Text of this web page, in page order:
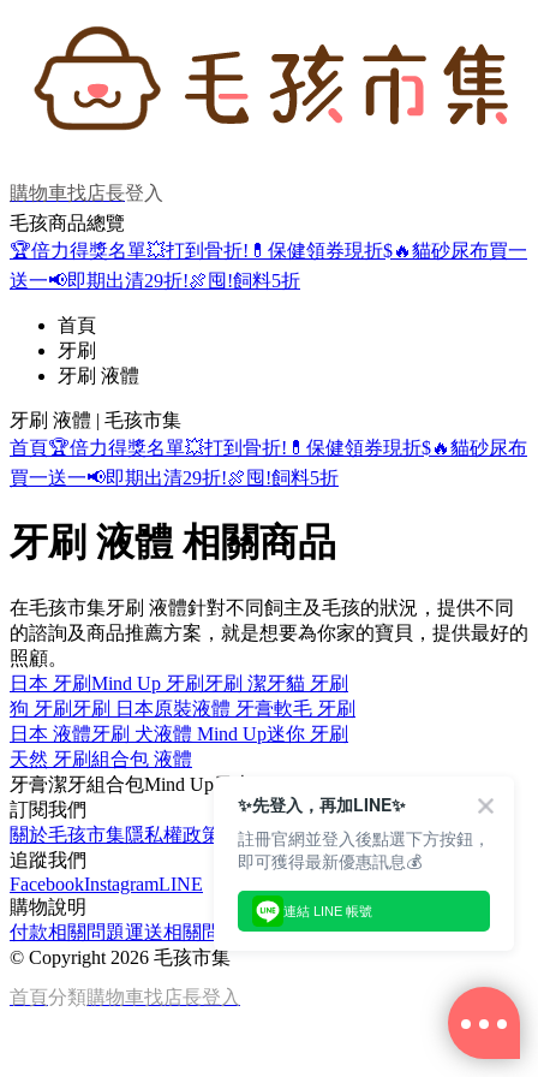
購物車找店長登入
毛孩商品總覽
🏆倍力得獎名單💥打到骨折! 💊保健領券現折$🔥貓砂尿布買一
送一📢即期出清29折!🍖囤!飼料5折
首頁
牙刷
牙刷 液體
牙刷 液體 | 毛孩市集
首頁🏆倍力得獎名單💥打到骨折! 💊保健領券現折$🔥貓砂尿布
買一送一📢即期出清29折!🍖囤!飼料5折
牙刷 液體 相關商品
在毛孩市集牙刷 液體針對不同飼主及毛孩的狀況，提供不同
的諮詢及商品推薦方案，就是想要為你家的寶貝，提供最好的
照顧。
日本 牙刷Mind Up 牙刷 牙刷 潔牙貓 牙刷
狗 牙刷 牙刷 日本原裝液體 牙膏軟毛 牙刷
日本 液體牙刷 犬液體 Mind Up迷你 牙刷
天然 牙刷組合包 液體
牙膏潔牙組合包Mind Up日本
訂閱我們
關於毛孩市集隱私權政策
文章
追蹤我們
FacebookInstagramLINE
購物說明
付款相關問題運送相關問題退換貨說明
© Copyright 2026 毛孩市集
首頁分類購物車找店長登入
✨先登入，再加LINE✨
註冊官網並登入後點選下方按鈕，
即可獲得最新優惠訊息💰
連結 LINE 帳號